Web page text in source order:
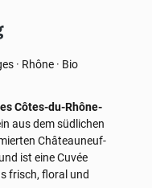
· Rhône · Bio
Côtes-du-Rhône-
aus dem südlichen
Châteauneuf-
ist eine Cuvée
frisch, floral und